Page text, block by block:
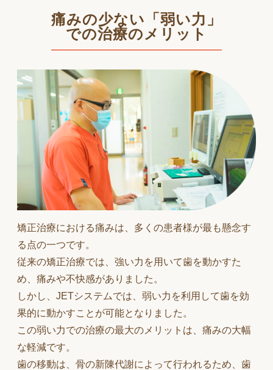
痛みの少ない「弱い力」
での治療のメリット
矯正治療における痛みは、多くの患者様が最も懸念す
る点の一つです。
従来の矯正治療では、強い力を用いて歯を動かすた
め、痛みや不快感がありました。
しかし、JETシステムでは、弱い力を利用して歯を効
果的に動かすことが可能となりました。
この弱い力での治療の最大のメリットは、痛みの大幅
な軽減です。
歯の移動は、骨の新陳代謝によって行われるため、歯